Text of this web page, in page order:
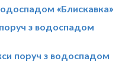
«Блискавка»
поруч з водоспадом
поруч з водоспадом